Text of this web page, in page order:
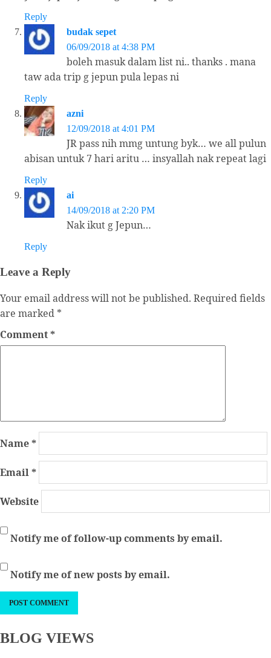
Reply
budak sepet
06/09/2018 at 4:38 PM
boleh masuk dalam list ni.. thanks . mana
taw ada trip g jepun pula lepas ni
Reply
azni
12/09/2018 at 4:01 PM
JR pass nih mmg untung byk… we all pulun
abisan untuk 7 hari aritu … insyallah nak repeat lagi
Reply
ai
14/09/2018 at 2:20 PM
Nak ikut g Jepun…
Reply
Leave a Reply
Your email address will not be published. Required fields
are marked *
Comment*
Name*
Email*
Website
Notify me of follow-up comments by email.
Notify me of new posts by email.
BLOG VIEWS